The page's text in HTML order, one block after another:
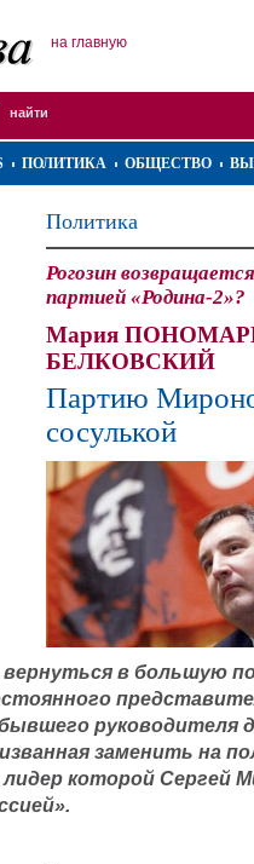
на главную
ПОЛИТИКА ОБЩЕСТВО
Политика
Рогозин
партией «Родина-2»?
Мария
БЕЛКОВСКИЙ
Партию
сосулькой
в большую
руководителя
заменить на
которой Сергей